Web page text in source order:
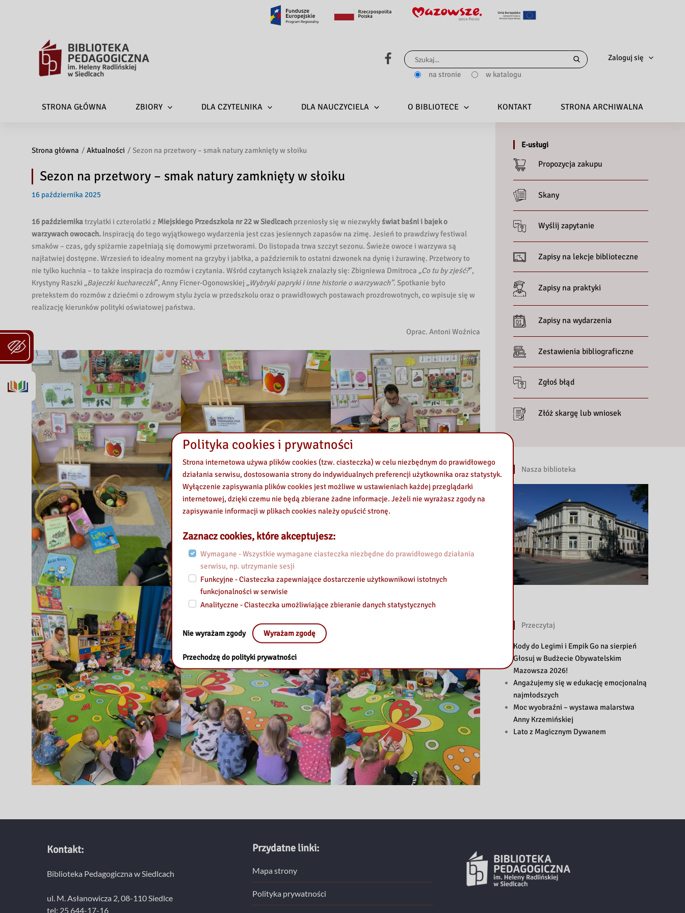
Szukaj
dla:
na stronie w katalogu
Zaloguj się
STRONA GŁÓWNA ZBIORY DLA CZYTELNIKA DLA NAUCZYCIELA O BIBLIOTECE KONTAKT STRONA ARCHIWALNA
Strona główna Aktualności Sezon na przetwory – smak natury zamknięty w słoiku
Sezon na przetwory – smak natury zamknięty w słoiku
16 października 2025
16 październikatrzylatki i czterolatki z Miejskiego Przedszkola nr 22 w Siedlcach przeniosły się w niezwykłyświat baśni i bajek o
warzywach owocach. Inspiracją do tego wyjątkowego wydarzenia jest czas jesiennych zapasów na zimę. Jesień to prawdziwy festiwal
smaków – czas, gdy spiżarnie zapełniają się domowymi przetworami. Do listopada trwa szczyt sezonu. Świeże owoce i warzywa są
najłatwiej dostępne. Wrzesień to idealny moment na grzyby i jabłka, a październik to ostatni dzwonek na dynię i żurawinę. Przetwory to
nie tylko kuchnia – to także inspiracja do rozmów i czytania. Wśród czytanych książek znalazły się: Zbigniewa Dmitroca „Co tu by zjeść?”,
Krystyny Raszki „Bajeczki kuchareczki”, Anny Ficner-Ogonowskiej „Wybryki papryki i inne historie o warzywach”. Spotkanie było
pretekstem do rozmów z dziećmi o zdrowym stylu życia w przedszkolu oraz o prawidłowych postawach prozdrowotnych, co wpisuje się w
realizację kierunków polityki oświatowej państwa.
Oprac. Antoni Woźnica
E-usługi
Propozycja zakupu
Skany
Wyślij zapytanie
Zapisy na lekcje biblioteczne
Zapisy na praktyki
Zapisy na wydarzenia
Zestawienia bibliograficzne
Zgłoś błąd
Złóż skargę lub wniosek
Nasza biblioteka
Przeczytaj
Kody do Legimi i Empik Go na sierpień
Głosuj w Budżecie Obywatelskim
Mazowsza 2026!
Angażujemy się w edukację emocjonalną
najmłodszych
Moc wyobraźni – wystawa malarstwa
Anny Krzemińskiej
Lato z Magicznym Dywanem
Kontakt:
Biblioteka Pedagogiczna w Siedlcach
ul. M. Asłanowicza 2, 08-110 Siedlce
tel: 25 644-17-16
Przydatne linki:
Mapa strony
Polityka prywatności
Polityka cookies i prywatności
Strona internetowa używa plików cookies (tzw. ciasteczka) w celu niezbędnym do prawidłowego
działania serwisu, dostosowania strony do indywidualnych preferencji użytkownika oraz statystyk.
Wyłączenie zapisywania plików cookies jest możliwe w ustawieniach każdej przeglądarki
internetowej, dzięki czemu nie będą zbierane żadne informacje. Jeżeli nie wyrażasz zgody na
zapisywanie informacji w plikach cookies należy opuścić stronę.
Zaznacz cookies, które akceptujesz:
Wymagane - Wszystkie wymagane ciasteczka niezbędne do prawidłowego działania
serwisu, np. utrzymanie sesji
Funkcyjne - Ciasteczka zapewniające dostarczenie użytkownikowi istotnych
funkcjonalności w serwisie
Analityczne - Ciasteczka umożliwiające zbieranie danych statystycznych
Nie wyrażam zgody Wyrażam zgodę
Przechodzę do polityki prywatności